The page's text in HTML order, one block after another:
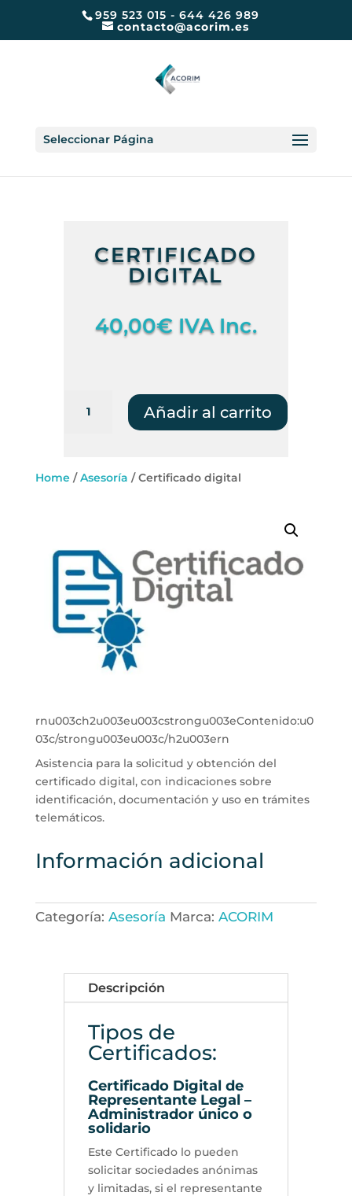
959 523 015 - 644 426 989
contacto@acorim.es
Seleccionar Página
CERTIFICADO
DIGITAL
40,00€ IVA Inc.
digital
Añadir al carrito
Home/Asesoría / Certificado digital
rnu003ch2u003eu003cstrongu003eContenido:u0
03c/strongu003eu003c/h2u003ern
Asistencia para la solicitud y obtención del
certificado digital, con indicaciones sobre
identificación, documentación y uso en trámites
telemáticos.
Información adicional
Categoría: Asesoría Marca: ACORIM
Descripción
Tipos de
Certificados:
Certificado Digital de
Representante Legal –
Administrador único o
solidario
Este Certificado lo pueden
solicitar sociedades anónimas
y limitadas, si el representante